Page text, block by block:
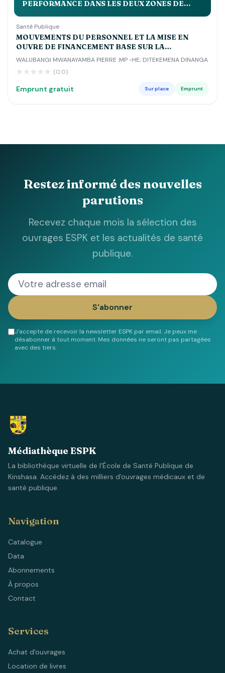
PERFORMANCE DANS LES DEUX ZONES DE
MANIEMA MA
Santé Publique
MOUVEMENTS DU PERSONNEL ET LA MISE EN
OUVRE DE FINANCEMENT BASE SUR LA
PERFORMANCE DANS LES DEUX ZONES DE SANTE
WALUBANGI MWANAYAMBA PIERRE .MP -HE; DITEKEMENA DINANGA
(0.0)
Emprunt gratuit Sur place Emprunt
Restez informé des nouvelles
parutions
Recevez chaque mois la sélection des
ouvrages ESPK et les actualités de santé
publique.
S'abonner
J'accepte de recevoir la newsletter ESPK par email. Je peux me
désabonner à tout moment. Mes données ne seront pas partagées
avec des tiers.
Médiathèque ESPK
La bibliothèque virtuelle de l'École de Santé Publique de
Kinshasa. Accédez à des milliers d'ouvrages médicaux et de
santé publique.
Navigation
Catalogue
Data
Abonnements
À propos
Contact
Services
Achat d'ouvrages
Location de livres